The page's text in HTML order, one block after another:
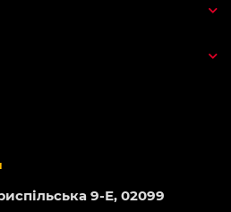
9-Е, 02099